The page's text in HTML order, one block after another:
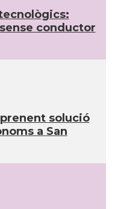
SAINT LOUIS
conductor
solució
a San